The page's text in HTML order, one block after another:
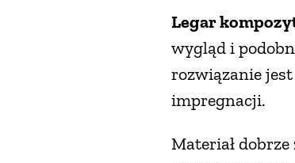
Legar
wygląd i
rozwiązanie
impregnacji.
Materiał